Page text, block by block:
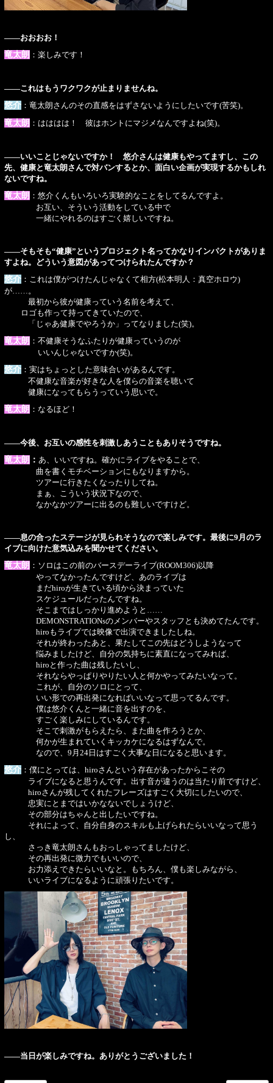
――おおおお！
竜太朗 ：楽しみです！
――これはもうワクワクが止まりませんね。
悠介 ：竜太朗さんのその直感をはずさないようにしたいです(苦笑)。
竜太朗 ：はははは！ 彼はホントにマジメなんですよね(笑)。
――いいことじゃないですか！ 悠介さんは健康もやってますし、この
先、健康と竜太朗さんで対バンするとか、面白い企画が実現するかもしれ
ないですね。
竜太朗 ：悠介くんもいろいろ実験的なことをしてるんですよ。
お互い、そういう活動をしている中で
一緒にやれるのはすごく嬉しいですね。
――そもそも“健康”というプロジェクト名ってかなりインパクトがありま
すよね。どういう意図があってつけられたんですか？
悠介 ：これは僕がつけたんじゃなくて相方(松本明人：真空ホロウ)
が……。
最初から彼が健康っていう名前を考えて、
ロゴも作って持ってきていたので、
「じゃあ健康でやろうか」ってなりました(笑)。
竜太朗 ：不健康そうなふたりが健康っていうのが
いいんじゃないですか(笑)。
悠介 ：実はちょっとした意味合いがあるんです。
不健康な音楽が好きな人を僕らの音楽を聴いて
健康になってもらうっていう思いで。
竜太朗 ：なるほど！
――今後、お互いの感性を刺激しあうこともありそうですね。
竜太朗 ： あ、いいですね。確かにライブをやることで、
曲を書くモチベーションにもなりますから。
ツアーに行きたくなったりしてね。
まぁ、こういう状況下なので、
なかなかツアーに出るのも難しいですけど。
――息の合ったステージが見られそうなので楽しみです。最後に9月のラ
イブに向けた意気込みを聞かせてください。
竜太朗 ：ソロはこの前のバースデーライブ(ROOM306)以降
やってなかったんですけど、あのライブは
まだhiroが生きている頃から決まっていた
スケジュールだったんですね。
そこまではしっかり進めようと……
DEMONSTRATIONsのメンバーやスタッフとも決めてたんです。
hiroもライブでは映像で出演できましたしね。
それが終わったあと、果たしてこの先はどうしようなって
悩みましたけど、自分の気持ちに素直になってみれば、
hiroと作った曲は残したいし、
それならやっぱりやりたい人と何かやってみたいなって。
これが、自分のソロにとって、
いい形での再出発になればいいなって思ってるんです。
僕は悠介くんと一緒に音を出すのを、
すごく楽しみにしているんです。
そこで刺激がもらえたら、また曲を作ろうとか、
何かが生まれていくキッカケになるはずなんで。
なので、9月24日はすごく大事な日になると思います。
悠介 ：僕にとっては、hiroさんという存在があったからこその
ライブになると思うんです。出す音が違うのは当たり前ですけど、
hiroさんが残してくれたフレーズはすごく大切にしたいので、
忠実にとまではいかなないでしょうけど、
その部分はちゃんと出したいですね。
それによって、自分自身のスキルも上げられたらいいなって思う
し、
さっき竜太朗さんもおっしゃってましたけど、
その再出発に微力でもいいので、
お力添えできたらいいなと。もちろん、僕も楽しみながら、
いいライブになるように頑張りたいです。
――当日が楽しみですね。ありがとうございました！